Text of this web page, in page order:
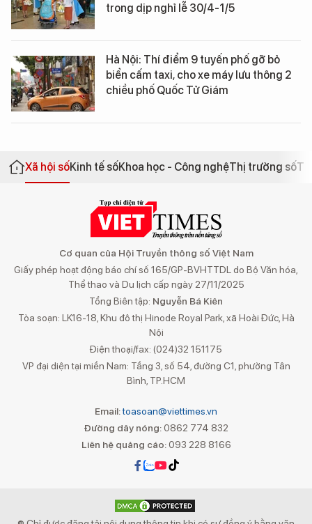
trong dịp nghỉ lễ 30/4-1/5
Hà Nội: Thí điểm 9 tuyến phố gỡ bỏ
biển cấm taxi, cho xe máy lưu thông 2
chiều phố Quốc Tử Giám
Xã hội sốKinh tế sốKhoa học - Công nghệThị trường số
Cơ quan của Hội Truyền thông số Việt Nam
Giấy phép hoạt động báo chí số 165/GP-BVHTTDL do Bộ Văn hóa,
Thể thao và Du lịch cấp ngày 27/11/2025
Tổng Biên tập: Nguyễn Bá Kiên
Tòa soạn: LK16-18, Khu đô thị Hinode Royal Park, xã Hoài Đức, Hà
Nội
Điện thoại/fax: (024)32 151175
VP đại diện tại miền Nam: Tầng 3, số 54, đường C1, phường Tân
Bình, TP.HCM
Email:toasoan@viettimes.vn
Đường dây nóng: 0862 774 832
Liên hệ quảng cáo:093 228 8166